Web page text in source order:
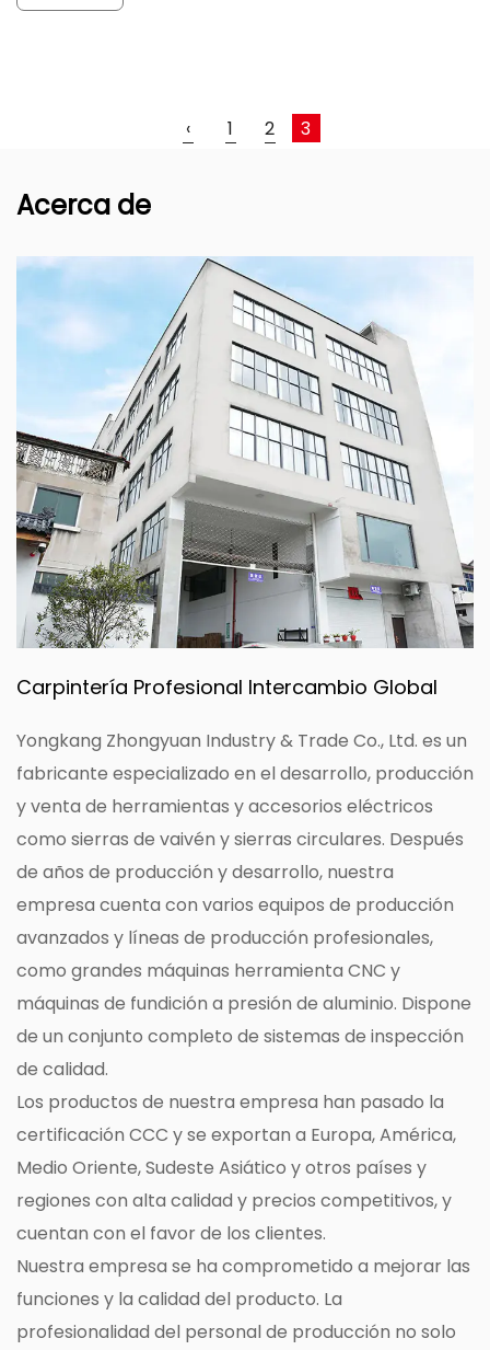
‹ 1 2 3
Acerca de
Carpintería Profesional Intercambio Global
Yongkang Zhongyuan Industry & Trade Co., Ltd. es un
fabricante especializado en el desarrollo, producción
y venta de herramientas y accesorios eléctricos
como sierras de vaivén y sierras circulares. Después
de años de producción y desarrollo, nuestra
empresa cuenta con varios equipos de producción
avanzados y líneas de producción profesionales,
como grandes máquinas herramienta CNC y
máquinas de fundición a presión de aluminio. Dispone
de un conjunto completo de sistemas de inspección
de calidad.
Los productos de nuestra empresa han pasado la
certificación CCC y se exportan a Europa, América,
Medio Oriente, Sudeste Asiático y otros países y
regiones con alta calidad y precios competitivos, y
cuentan con el favor de los clientes.
Nuestra empresa se ha comprometido a mejorar las
funciones y la calidad del producto. La
profesionalidad del personal de producción no solo